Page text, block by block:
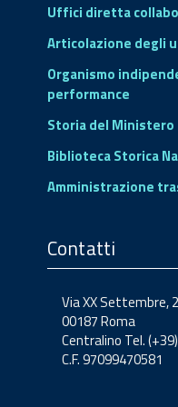
Uffici diretta
Articolazione degli
Organismo
performance
Storia del Ministero
Biblioteca Storica
Amministrazione
Contatti
Via XX Settembre,
00187 Roma
Centralino Tel.
C.F. 97099470581